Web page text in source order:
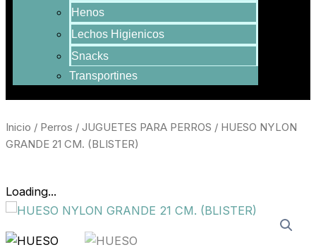
Henos
Lechos Higienicos
Snacks
Transportines
Inicio / Perros / JUGUETES PARA PERROS / HUESO NYLON
GRANDE 21 CM. (BLISTER)
Loading...